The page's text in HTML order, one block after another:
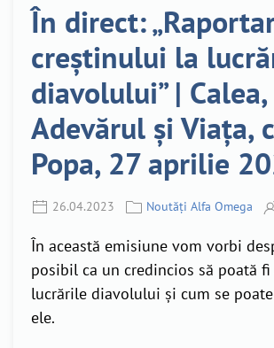
În direct:
creștinului la
diavolului” | Calea,
Adevărul și Viața,
Popa, 27 aprilie
26.04.2023 Noutăți Alfa Omega
În această emisiune vom vorbi
posibil ca un credincios să poată
lucrările diavolului și cum se
ele.